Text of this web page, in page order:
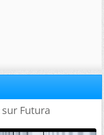
Futura